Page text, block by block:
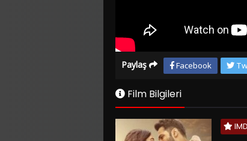
Paylaş Facebook
Film Bilgileri